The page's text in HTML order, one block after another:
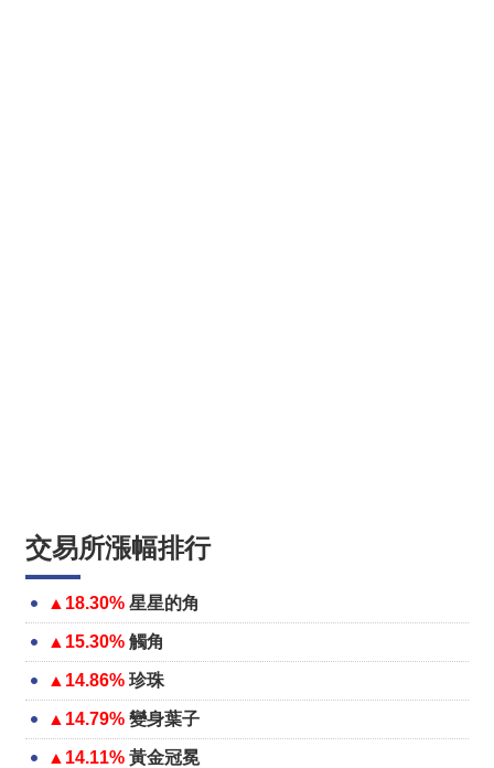
交易所漲幅排行
▲18.30% 星星的角
▲15.30% 觸角
▲14.86% 珍珠
▲14.79% 變身葉子
▲14.11% 黃金冠冕